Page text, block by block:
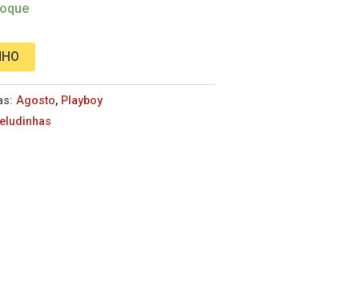
Agosto, Playboy